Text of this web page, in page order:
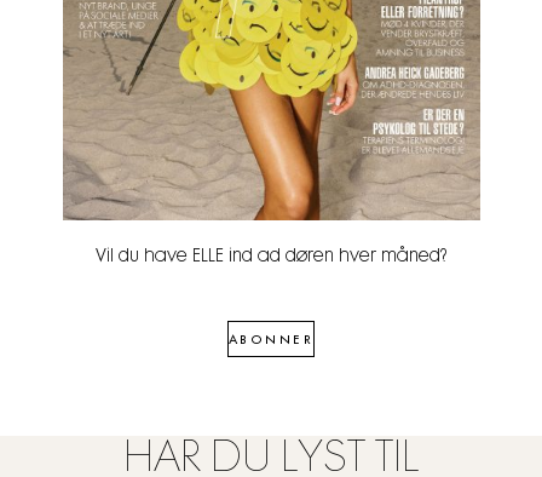
Vil du have ELLE ind ad døren hver måned?
ABONNER
HAR DU LYST TIL